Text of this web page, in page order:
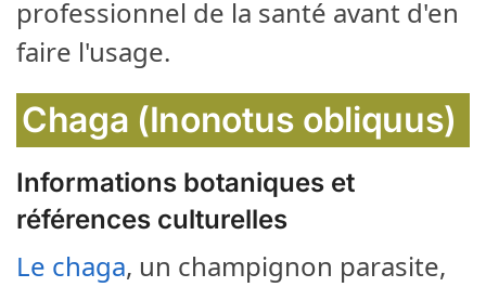
professionnel de la santé avant d'en
faire l'usage.
Chaga (Inonotus obliquus)
Informations botaniques et
références culturelles
Le chaga, un champignon parasite,